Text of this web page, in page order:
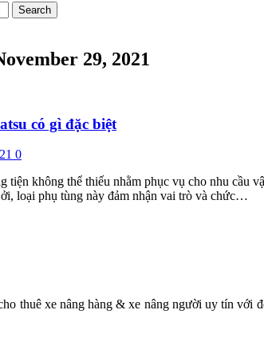
Search
29, 2021
có gì đặc biệt
0
tiện không thể thiếu nhằm phục vụ cho nhu cầu
loại phụ tùng này đảm nhận vai trò và chức…
thuê xe nâng hàng & xe nâng người uy tín